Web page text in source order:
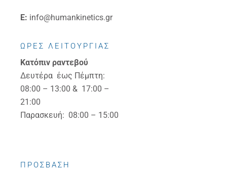
E: info@humankinetics.gr
ΩΡΕΣ ΛΕΙΤΟΥΡΓΙΑΣ
Κατόπιν ραντεβού
Δευτέρα έως Πέμπτη:
08:00 – 13:00 & 17:00 –
21:00
Παρασκευή: 08:00 – 15:00
ΠΡΟΣΒΑΣΗ